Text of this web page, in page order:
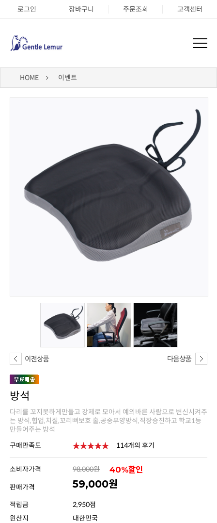
로그인 장바구니 주문조회 고객센터
HOME 이벤트
방석
만들어주는 방석
구매만족도
114개의 후기
소비자가격 98,000원 40%할인
판매가격 59,000원
적립금
2,950점
원산지
대한민국